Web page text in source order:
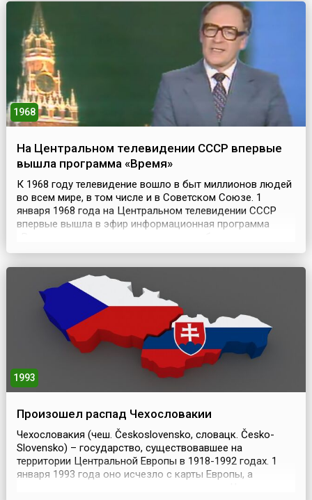
оборона Кавказа (25 июля – 31 декабря 1942 года). В п...
1968
На Центральном телевидении СССР впервые
вышла программа «Время»
К 1968 году телевидение вошло в быт миллионов людей
во всем мире, в том числе и в Советском Союзе. 1
января 1968 года на Центральном телевидении СССР
впервые вышла в эфир информационная программа
инструментом идеологического информирования сотен
следующим шагом в информационном освещении
официал...
1993
Произошел распад Чехословакии
Чехословакия (чеш. Československo, словацк. Česko-
Slovensko) – государство, существовавшее на
территории Центральной Европы в 1918-1992 годах. 1
января 1993 года оно исчезло с карты Европы, а